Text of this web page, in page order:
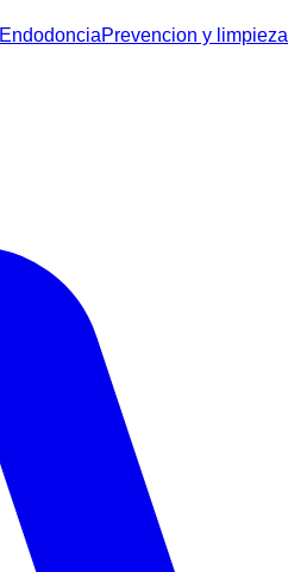
EndodonciaPrevencion y limpieza